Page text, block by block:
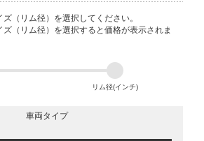
（リム径）を選択してください。
（リム径）を選択すると価格が表示されま
リム径(インチ)
車両タイプ